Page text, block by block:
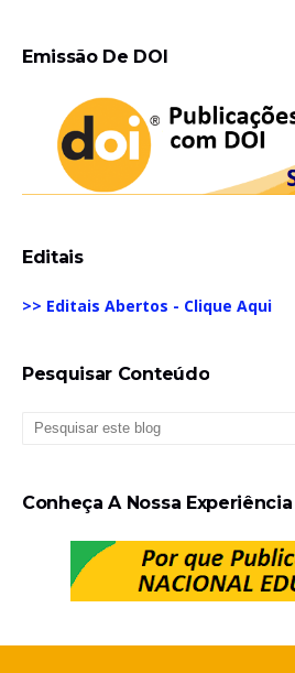
Emissão De DOI
Editais
>> Editais Abertos - Clique Aqui
Pesquisar Conteúdo
Conheça A Nossa Experiência